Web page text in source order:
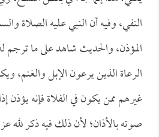
النفي، وفيه أن النبي عليه الصلاة
المؤذن، والحديث شاهد على ما
الرعاة الذين يرعون الإبل والغنم،
غيرهم ممن يكون في الفلاة فإنه يؤذن
صوته بالأذان؛ لأن ذلك فيه ذكر لله